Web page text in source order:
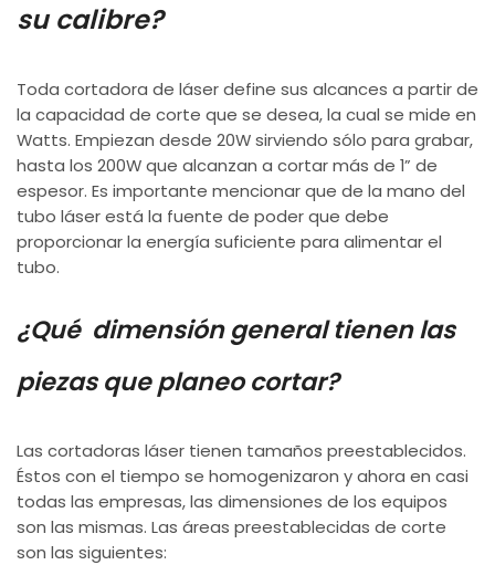
su calibre?
Toda cortadora de láser define sus alcances a partir de
la capacidad de corte que se desea, la cual se mide en
Watts. Empiezan desde 20W sirviendo sólo para grabar,
hasta los 200W que alcanzan a cortar más de 1” de
espesor. Es importante mencionar que de la mano del
tubo láser está la fuente de poder que debe
proporcionar la energía suficiente para alimentar el
tubo.
¿Qué dimensión general tienen las
piezas que planeo cortar?
Las cortadoras láser tienen tamaños preestablecidos.
Éstos con el tiempo se homogenizaron y ahora en casi
todas las empresas, las dimensiones de los equipos
son las mismas. Las áreas preestablecidas de corte
son las siguientes: